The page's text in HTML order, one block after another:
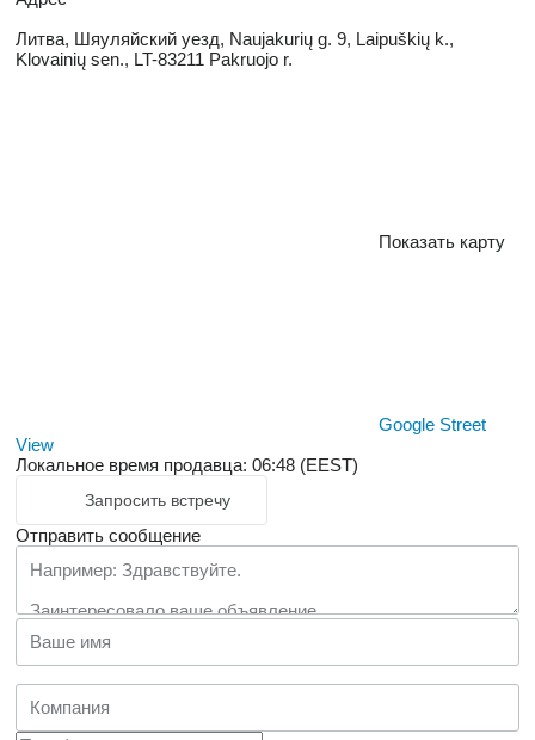
Литва, Шяуляйский уезд, Naujakurių g. 9, Laipuškių k.,
Klovainių sen., LT-83211 Pakruojo r.
Показать карту
Google Street
View
Локальное время продавца: 06:48 (EEST)
Запросить встречу
Отправить сообщение